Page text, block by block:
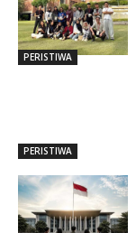
PERISTIWA
PERISTIWA